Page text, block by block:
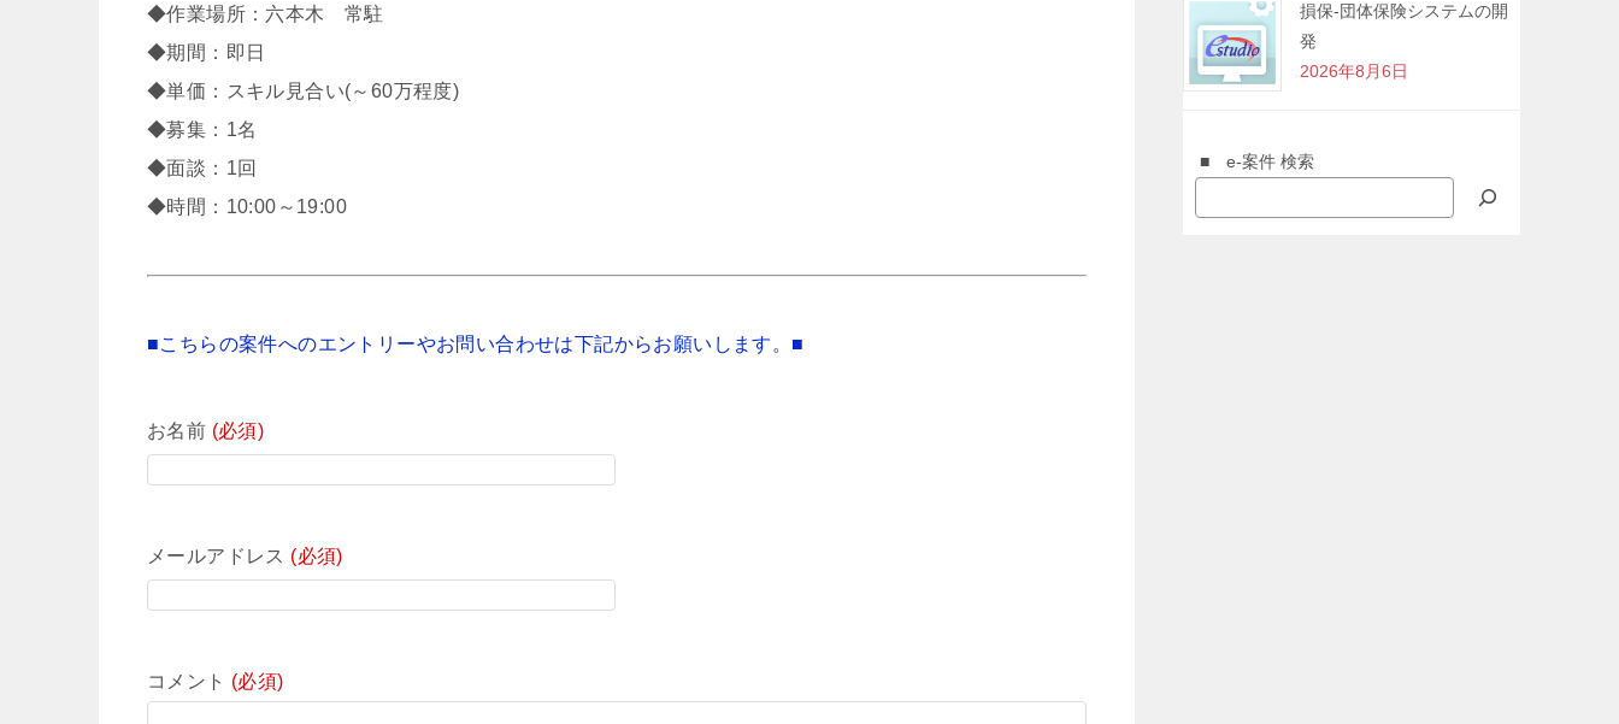
◆作業場所：六本木 常駐
◆期間：即日
◆単価：スキル見合い(～60万程度)
◆募集：1名
◆面談：1回
◆時間：10:00～19:00
■こちらの案件へのエントリーやお問い合わせは下記からお願いします。■
お名前 (必須)
メールアドレス (必須)
コメント (必須)
損保-団体保険システムの開
発
2026年8月6日
■ e-案件 検索